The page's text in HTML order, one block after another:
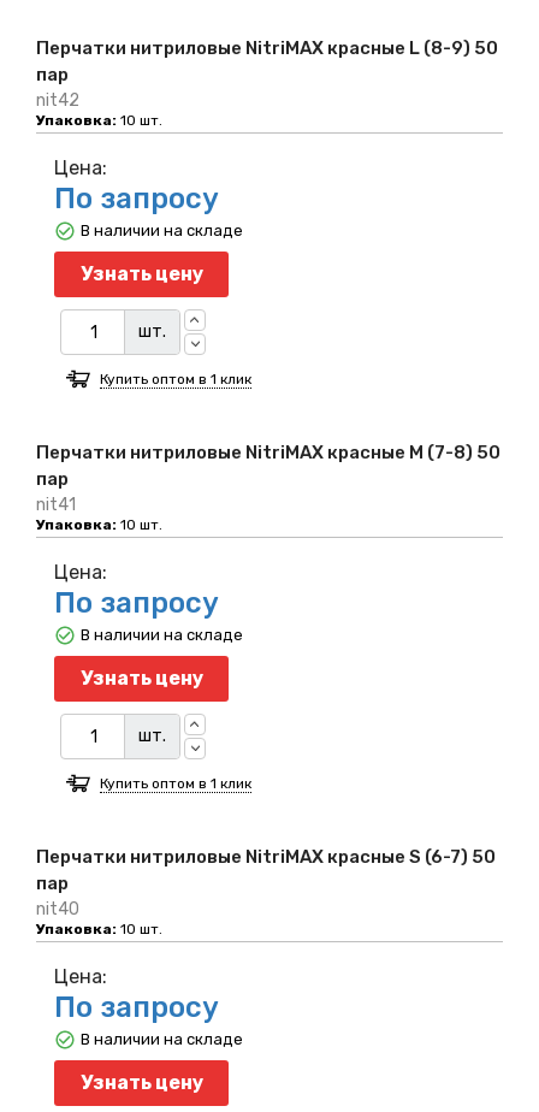
Перчатки нитриловые NitriMAX красные L (8-9) 50
пар
nit42
Упаковка: 10 шт.
Перчатки нитриловые NitriMAX красные M (7-8) 50
пар
nit41
Упаковка: 10 шт.
Цена:
По запросу
Узнать цену
шт.
В наличии на складе
Купить оптом в 1 клик
Перчатки нитриловые NitriMAX красные S (6-7) 50
пар
nit40
Упаковка: 10 шт.
Цена:
По запросу
Узнать цену
шт.
В наличии на складе
Купить оптом в 1 клик
Цена:
По запросу
Узнать цену
В наличии на складе